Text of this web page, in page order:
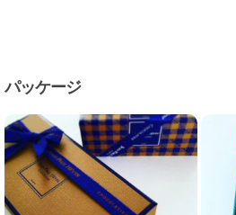
パッケージ